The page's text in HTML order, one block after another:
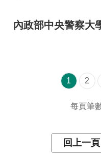
內政部中央警察大
1 2
每頁筆
回上一頁